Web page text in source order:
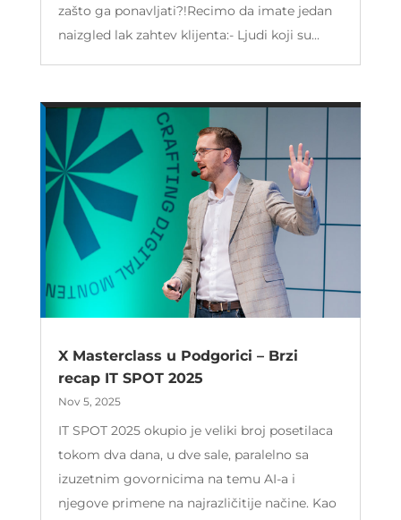
zašto ga ponavljati?!Recimo da imate jedan
naizgled lak zahtev klijenta:- Ljudi koji su...
X Masterclass u Podgorici – Brzi
recap IT SPOT 2025
Nov 5, 2025
IT SPOT 2025 okupio je veliki broj posetilaca
tokom dva dana, u dve sale, paralelno sa
izuzetnim govornicima na temu AI-a i
njegove primene na najrazličitije načine. Kao